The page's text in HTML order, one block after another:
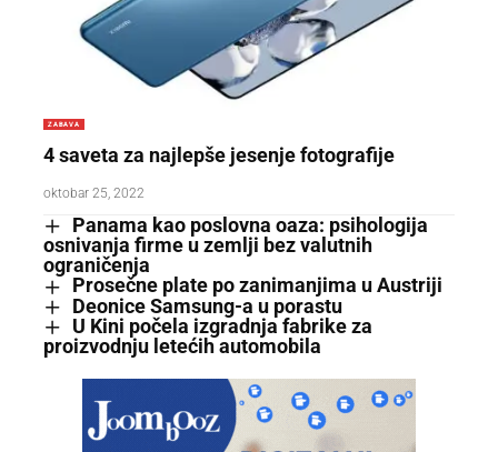
ZABAVA
4 saveta za najlepše jesenje fotografije
oktobar 25, 2022
Panama kao poslovna oaza: psihologija
osnivanja firme u zemlji bez valutnih
ograničenja
Prosečne plate po zanimanjima u Austriji
Deonice Samsung-a u porastu
U Kini počela izgradnja fabrike za
proizvodnju letećih automobila